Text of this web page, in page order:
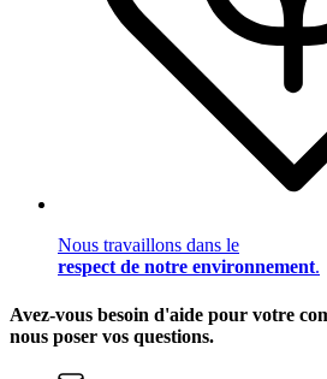
Nous travaillons dans le
respect de notre environnement.
Avez-vous besoin d'aide pour votre
nous poser vos questions.